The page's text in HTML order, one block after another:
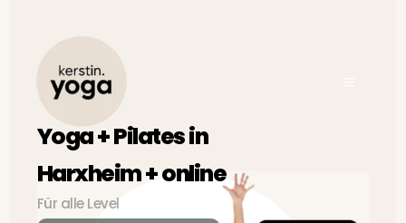
springen
Yoga + Pilates in
Harxheim + online
Für alle Level